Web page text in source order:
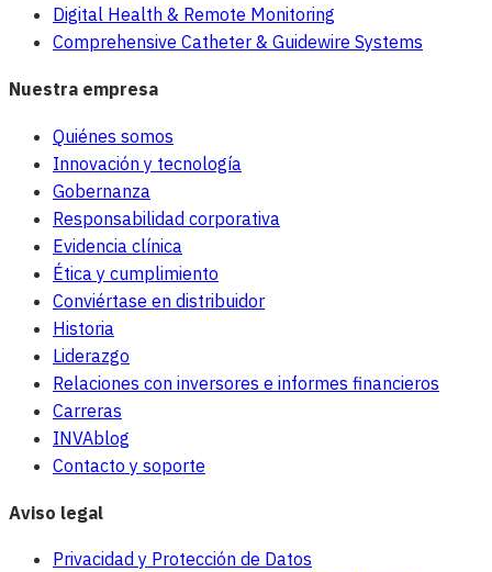
Digital Health & Remote Monitoring
Comprehensive Catheter & Guidewire Systems
Nuestra empresa
Quiénes somos
Innovación y tecnología
Gobernanza
Responsabilidad corporativa
Evidencia clínica
Ética y cumplimiento
Conviértase en distribuidor
Historia
Liderazgo
Relaciones con inversores e informes financieros
Carreras
INVAblog
Contacto y soporte
Aviso legal
Privacidad y Protección de Datos